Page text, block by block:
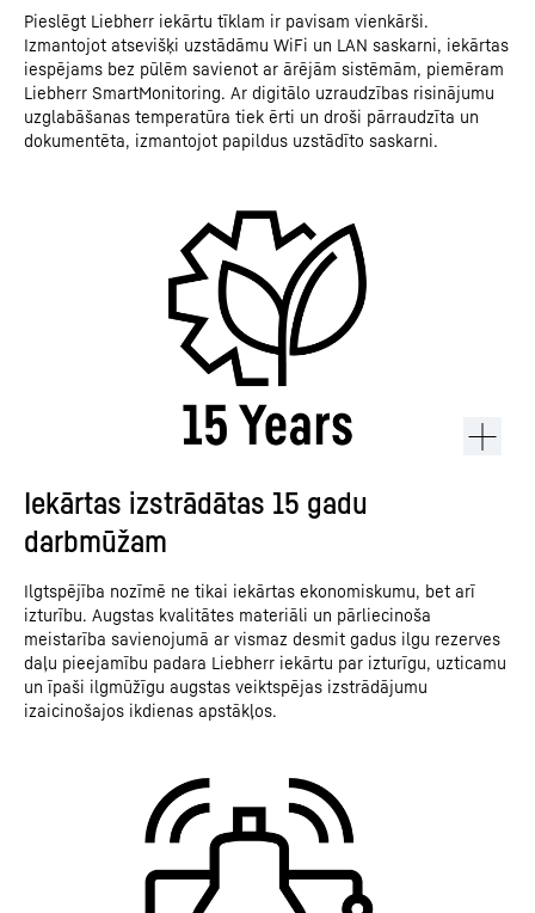
Pieslēgt Liebherr iekārtu tīklam ir pavisam vienkārši.
Izmantojot atsevišķi uzstādāmu WiFi un LAN saskarni, iekārtas
iespējams bez pūlēm savienot ar ārējām sistēmām, piemēram
Liebherr SmartMonitoring. Ar digitālo uzraudzības risinājumu
uzglabāšanas temperatūra tiek ērti un droši pārraudzīta un
dokumentēta, izmantojot papildus uzstādīto saskarni.
Iekārtas izstrādātas 15 gadu
darbmūžam
Ilgtspējība nozīmē ne tikai iekārtas ekonomiskumu, bet arī
izturību. Augstas kvalitātes materiāli un pārliecinoša
meistarība savienojumā ar vismaz desmit gadus ilgu rezerves
daļu pieejamību padara Liebherr iekārtu par izturīgu, uzticamu
un īpaši ilgmūžīgu augstas veiktspējas izstrādājumu
izaicinošajos ikdienas apstākļos.